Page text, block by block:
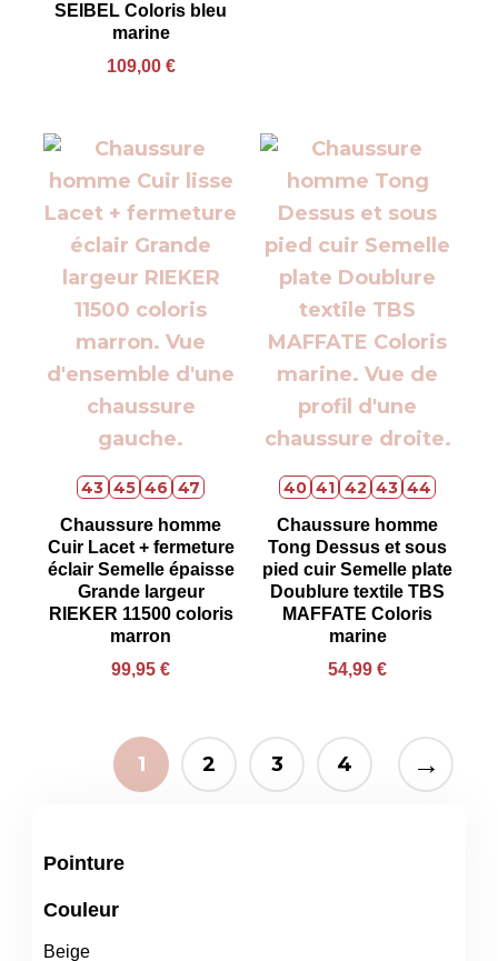
SEIBEL Coloris bleu
marine
109,00 €
43 45 46 47
Chaussure homme
Cuir Lacet + fermeture
éclair Semelle épaisse
Grande largeur
RIEKER 11500 coloris
marron
99,95 €
40 41 42 43 44
Chaussure homme
Tong Dessus et sous
pied cuir Semelle plate
Doublure textile TBS
MAFFATE Coloris
marine
54,99 €
1 2 3 4 →
Pointure
Couleur
Beige